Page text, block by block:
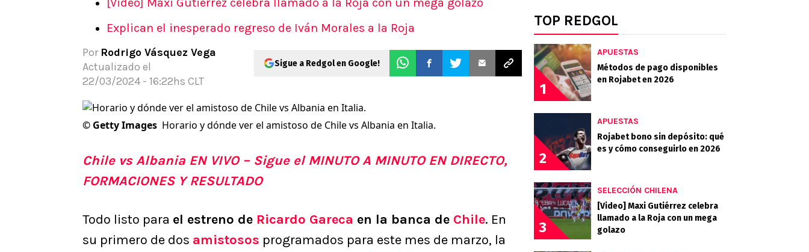
Pronósticos
Apuestas Mundial 2026
Explican el inesperado regreso de Iván Morales a la Roja
Por Rodrigo Vásquez Vega
Actualizado el
22/03/2024 - 16:22hs CLT
Sigue a Redgol en Google!
© Getty Images Horario y dónde ver el amistoso de Chile vs Albania en Italia.
Chile vs Albania EN VIVO – Sigue el MINUTO A MINUTO EN DIRECTO,
FORMACIONES Y RESULTADO
Todo listo para el estreno de Ricardo Gareca en la banca de Chile. En
su primero de dos amistosos programados para este mes de marzo, la
TOP REDGOL
1
APUESTAS
Métodos de pago disponibles
en Rojabet en 2026
2
APUESTAS
Rojabet bono sin depósito: qué
es y cómo conseguirlo en 2026
3
SELECCIÓN CHILENA
[Video] Maxi Gutiérrez celebra
llamado a la Roja con un mega
golazo